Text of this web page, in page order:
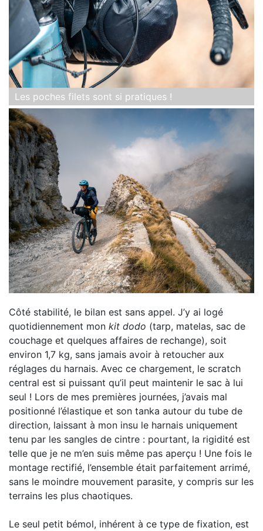
Les poches filets sont si pratiques !
Côté stabilité, le bilan est sans appel. J’y ai logé
quotidiennement mon kit dodo (tarp, matelas, sac de
couchage et quelques affaires de rechange), soit
environ 1,7 kg, sans jamais avoir à retoucher aux
réglages du harnais. Avec ce chargement, le scratch
central est si puissant qu’il peut maintenir le sac à lui
seul ! Lors de mes premières journées, j’avais mal
positionné l’élastique et son tanka autour du tube de
direction, laissant à mon insu le harnais uniquement
tenu par les sangles de cintre : pourtant, la rigidité est
telle que je ne m’en suis même pas aperçu ! Une fois le
montage rectifié, l’ensemble était parfaitement arrimé,
sans le moindre mouvement parasite, y compris sur les
terrains les plus chaotiques.
Le seul petit bémol, inhérent à ce type de fixation, est